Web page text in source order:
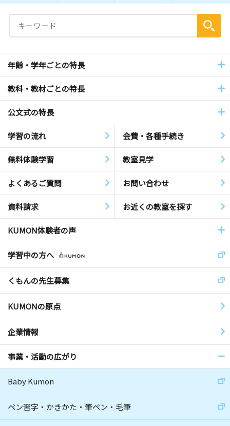
年齢・学年ごとの特長
教科・教材ごとの特長
公文式の特長
学習の流れ 会費・各種手続き
無料体験学習 教室見学
よくあるご質問 お問い合わせ
資料請求 お近くの教室を探す
KUMON体験者の声
学習中の方へ
くもんの先生募集
KUMONの原点
企業情報
事業・活動の広がり
Baby Kumon
ペン習字・かきかた・筆ペン・毛筆